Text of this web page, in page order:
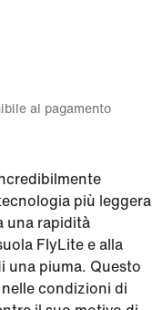
al pagamento
più leggera
una rapidità
FlyLite e alla
una piuma. Questo
condizioni di